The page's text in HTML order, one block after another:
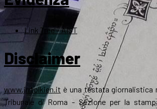
Link Tree – AIST
Disclaimer
www.jrrtolkien.it è una testata giornalistica
Tribunale di Roma - Sezione per la